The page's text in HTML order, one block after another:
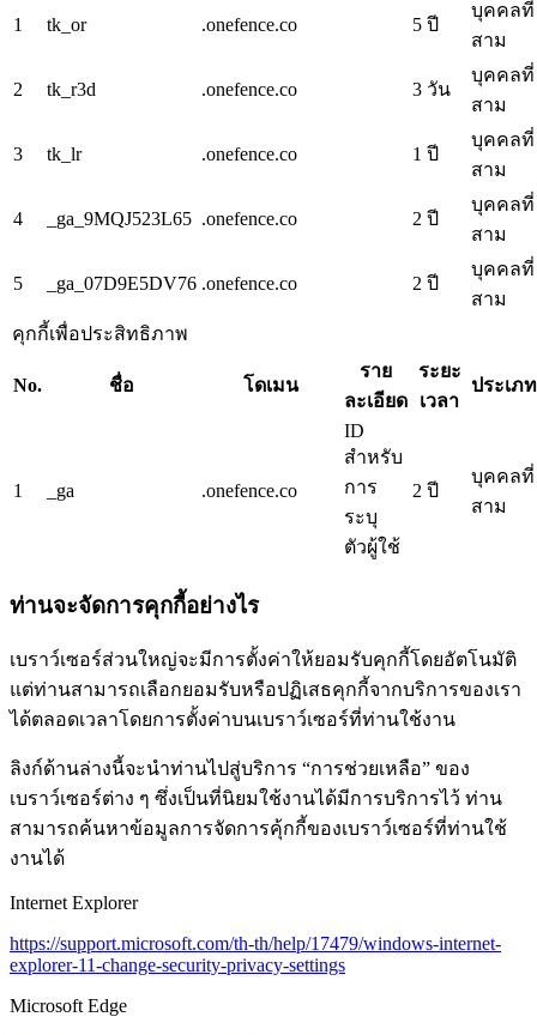
1 tk_or .onefence.co 5 ปี
บุคคลที่
สาม
2 tk_r3d .onefence.co 3 วัน
บุคคลที่
สาม
3 tk_lr .onefence.co 1 ปี
บุคคลที่
สาม
4 _ga_9MQJ523L65 .onefence.co 2 ปี
บุคคลที่
สาม
5 _ga_07D9E5DV76 .onefence.co 2 ปี
บุคคลที่
สาม
คุกกี้เพื่อประสิทธิภาพ
No. ชื่อ โดเมน
ราย
ละเอียด
ระยะ
เวลา
ประเภท
1 _ga .onefence.co
ID
สำหรับ
การ
ระบุ
ตัวผู้ใช้
2 ปี
บุคคลที่
สาม
ท่านจะจัดการคุกกี้อย่างไร
เบราว์เซอร์ส่วนใหญ่จะมีการตั้งค่าให้ยอมรับคุกกี้โดยอัตโนมัติ
แต่ท่านสามารถเลือกยอมรับหรือปฏิเสธคุกกี้จากบริการของเรา
ได้ตลอดเวลาโดยการตั้งค่าบนเบราว์เซอร์ที่ท่านใช้งาน
ลิงก์ด้านล่างนี้จะนำท่านไปสู่บริการ “การช่วยเหลือ” ของ
เบราว์เซอร์ต่าง ๆ ซึ่งเป็นที่นิยมใช้งานได้มีการบริการไว้ ท่าน
สามารถค้นหาข้อมูลการจัดการคุ้กกี้ของเบราว์เซอร์ที่ท่านใช้
งานได้
Internet Explorer
https://support.microsoft.com/th-th/help/17479/windows-internet-
explorer-11-change-security-privacy-settings
Microsoft Edge